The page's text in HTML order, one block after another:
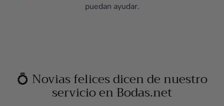
puedan ayudar.
💍 Novias felices dicen de nuestro
servicio en Bodas.net